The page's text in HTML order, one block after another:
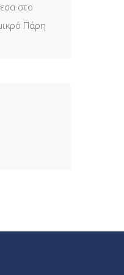
στο
Πάρη